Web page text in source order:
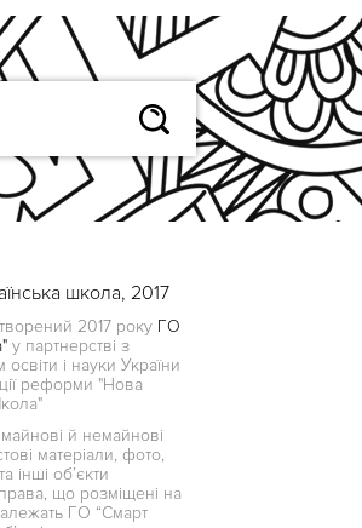
школа, 2017
2017 року ГО
у партнерстві з
освіти і науки України
реформи "Нова
й немайнові
матеріали, фото,
інші об’єкти
що розміщені на
ГО “Смарт